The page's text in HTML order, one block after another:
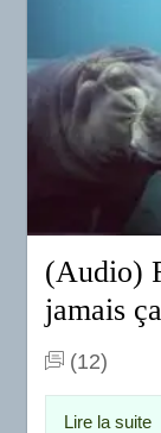
(Audio)
jamais
(12)
Lire la suite